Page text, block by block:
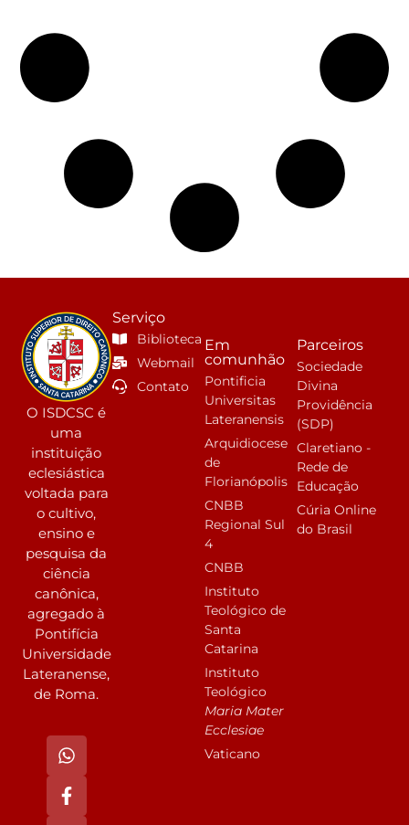
O ISDCSC é
uma
instituição
eclesiástica
voltada para
o cultivo,
ensino e
pesquisa da
ciência
canônica,
agregado à
Pontifícia
Universidade
Lateranense,
de Roma.
Serviço
Biblioteca
Webmail
Contato
Em
comunhão
Pontificia
Universitas
Lateranensis
Arquidiocese
de
Florianópolis
CNBB
Regional Sul
4
CNBB
Instituto
Teológico de
Santa
Catarina
Instituto
Teológico
Maria Mater
Ecclesiae
Vaticano
Parceiros
Sociedade
Divina
Providência
(SDP)
Claretiano -
Rede de
Educação
Cúria Online
do Brasil